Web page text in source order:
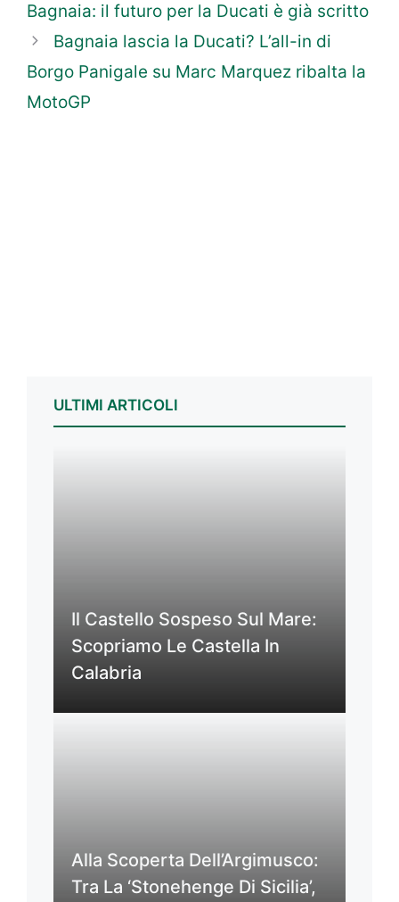
Bagnaia: il futuro per la Ducati è già scritto
Bagnaia lascia la Ducati? L’all-in di
Borgo Panigale su Marc Marquez ribalta la
MotoGP
ULTIMI ARTICOLI
Il Castello Sospeso Sul Mare:
Scopriamo Le Castella In
Calabria
Alla Scoperta Dell’Argimusco:
Tra La ‘Stonehenge Di Sicilia’,